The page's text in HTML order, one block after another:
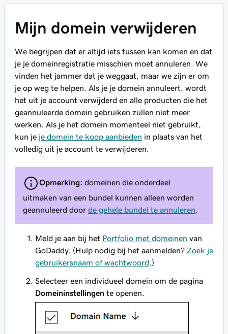
Mijn domein verwijderen
We begrijpen dat er altijd iets tussen kan komen en dat
je je domeinregistratie misschien moet annuleren. We
vinden het jammer dat je weggaat, maar we zijn er om
je op weg te helpen. Als je je domein annuleert, wordt
het uit je account verwijderd en alle producten die het
geannuleerde domein gebruiken zullen niet meer
werken. Als je het domein momenteel niet gebruikt,
kun je je domein te koop aanbieden in plaats van het
volledig uit je account te verwijderen.
Opmerking: domeinen die onderdeel
uitmaken van een bundel kunnen alleen worden
geannuleerd door de gehele bundel te annuleren
Meld je aan bij het Portfolio met domeinen van
GoDaddy. (Hulp nodig bij het aanmelden? Zoek je
gebruikersnaam of wachtwoord .)
Selecteer een individueel domein om de pagina
Domeininstellingen te openen.